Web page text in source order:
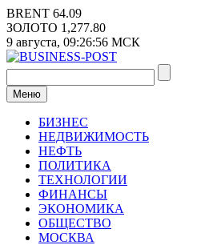
Перейти
к
содержимому
BRENT 64.09
ЗОЛОТО 1,277.80
9 августа, 09:26:56 МСК
Меню
БИЗНЕС
НЕДВИЖИМОСТЬ
НЕФТЬ
ПОЛИТИКА
ТЕХНОЛОГИИ
ФИНАНСЫ
ЭКОНОМИКА
ОБЩЕСТВО
МОСКВА